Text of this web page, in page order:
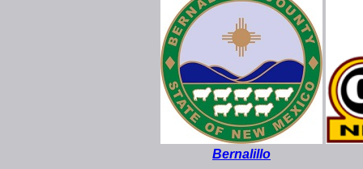
Bernalillo